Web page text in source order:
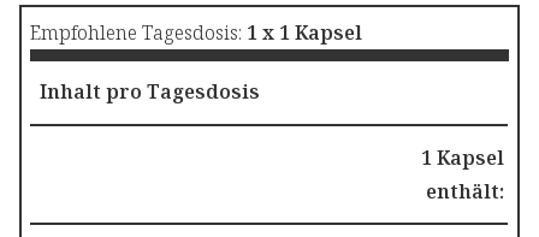
Empfohlene Tagesdosis: 1 x 1 Kapsel
Inhalt pro Tagesdosis
1 Kapsel
enthält: